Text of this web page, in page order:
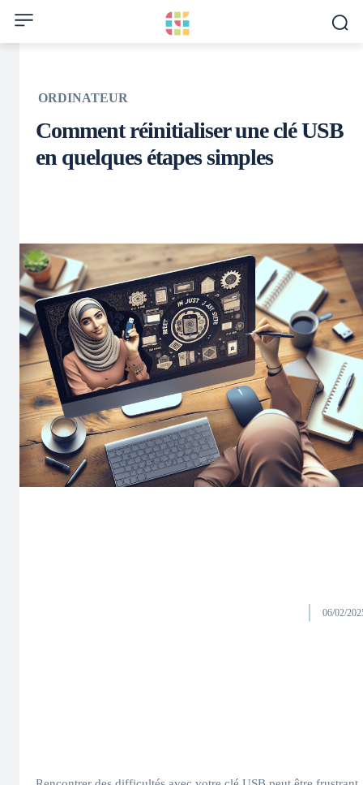
ORDINATEUR
Comment réinitialiser une clé USB
en quelques étapes simples
06/02/